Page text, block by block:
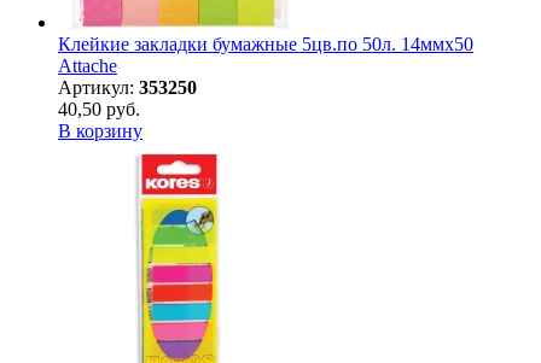
Клейкие закладки бумажные 5цв.по 50л. 14ммх50
Attache
Артикул: 353250
40,50 руб.
В корзину